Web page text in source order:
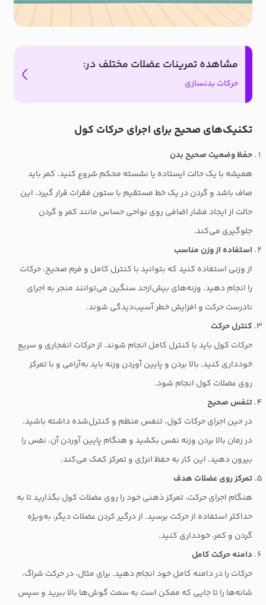
مشاهده تمرینات عضلات مختلف در:
حرکات بدنسازی
تکنیک‌های صحیح برای اجرای حرکات کول
حفظ وضعیت صحیح بدن
همیشه با یک حالت ایستاده یا نشسته محکم شروع کنید. کمر باید
صاف باشد و گردن در یک خط مستقیم با ستون فقرات قرار گیرد. این
حالت از ایجاد فشار اضافی روی نواحی حساس مانند کمر و گردن
جلوگیری می‌کند.
استفاده از وزن مناسب
از وزنی استفاده کنید که بتوانید با کنترل کامل و فرم صحیح، حرکات
را انجام دهید. وزنه‌های بیش‌ازحد سنگین می‌توانند منجر به اجرای
نادرست حرکت و افزایش خطر آسیب‌دیدگی شوند.
کنترل حرکت
حرکات کول باید با کنترل کامل انجام شوند. از حرکات انفجاری و سریع
خودداری کنید. بالا بردن و پایین آوردن وزنه باید به‌آرامی و با تمرکز
روی عضلات کول انجام شود.
تنفس صحیح
در حین اجرای حرکات کول، تنفس منظم و کنترل‌شده داشته باشید.
در زمان بالا بردن وزنه نفس بکشید و هنگام پایین آوردن آن، نفس را
بیرون دهید. این کار به حفظ انرژی و تمرکز کمک می‌کند.
تمرکز روی عضلات هدف
هنگام اجرای حرکت، تمرکز ذهنی خود را روی عضلات کول بگذارید تا به
حداکثر استفاده از حرکت برسید. از درگیر کردن عضلات دیگر، به‌ویژه
گردن و کمر، خودداری کنید.
دامنه حرکت کامل
حرکات را در دامنه کامل خود انجام دهید. برای مثال، در حرکت شراگ،
شانه‌ها را تا جایی که ممکن است به سمت گوش‌ها بالا ببرید و سپس